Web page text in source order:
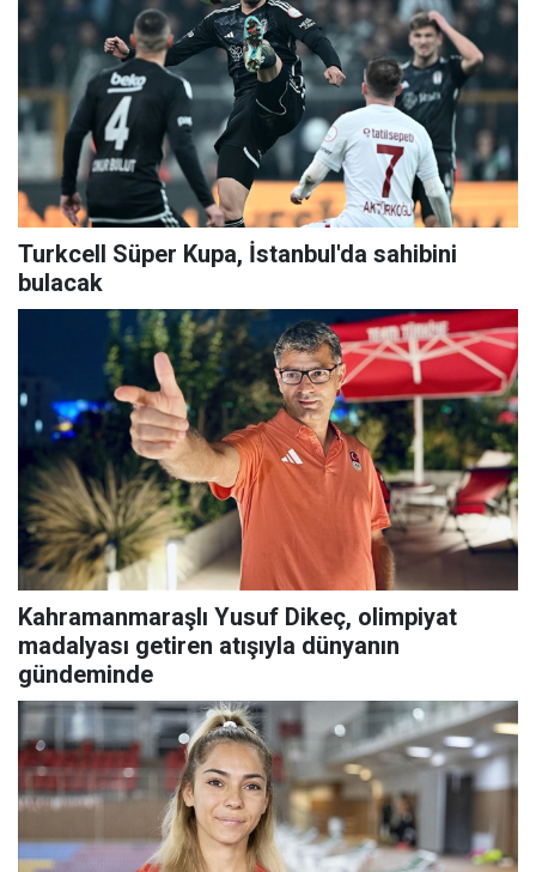
Turkcell Süper Kupa, İstanbul'da sahibini
bulacak
Kahramanmaraşlı Yusuf Dikeç, olimpiyat
madalyası getiren atışıyla dünyanın
gündeminde